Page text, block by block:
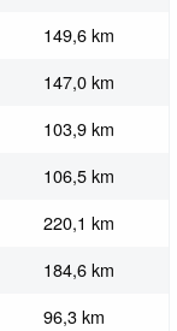
149,6 km
147,0 km
103,9 km
106,5 km
220,1 km
184,6 km
96,3 km